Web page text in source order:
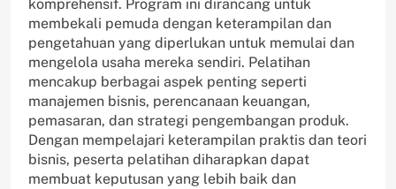
komprehensif. Program ini dirancang untuk
membekali pemuda dengan keterampilan dan
pengetahuan yang diperlukan untuk memulai dan
mengelola usaha mereka sendiri. Pelatihan
mencakup berbagai aspek penting seperti
manajemen bisnis, perencanaan keuangan,
pemasaran, dan strategi pengembangan produk.
Dengan mempelajari keterampilan praktis dan teori
bisnis, peserta pelatihan diharapkan dapat
membuat keputusan yang lebih baik dan